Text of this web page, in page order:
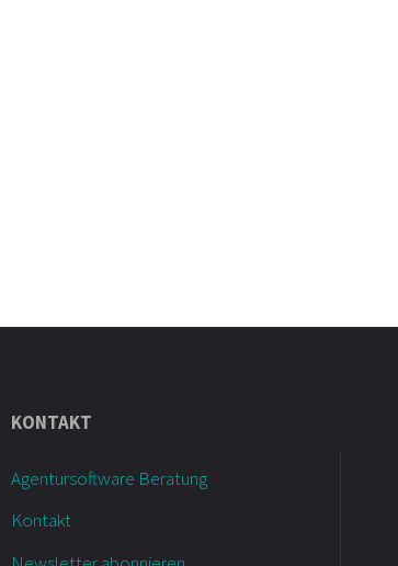
KONTAKT
Agentursoftware Beratung
Kontakt